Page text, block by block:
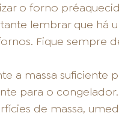
o forno
lembrar que há
Fique sempre
a massa suficiente
para o congelador.
de massa,